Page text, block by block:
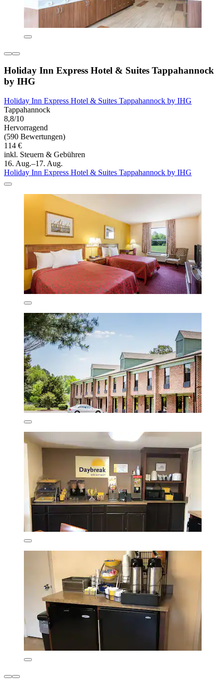
Holiday Inn Express Hotel & Suites Tappahannock
by IHG
Holiday Inn Express Hotel & Suites Tappahannock by IHG
Tappahannock
8,8/10
Hervorragend
(590 Bewertungen)
114 €
inkl. Steuern & Gebühren
16. Aug.–17. Aug.
Holiday Inn Express Hotel & Suites Tappahannock by IHG